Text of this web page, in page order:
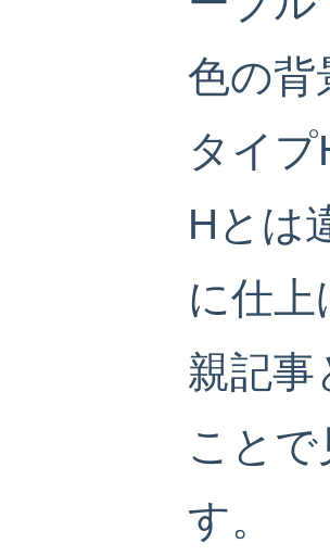
色の背
タイ
Hとは
に仕
親記事
こと
す。